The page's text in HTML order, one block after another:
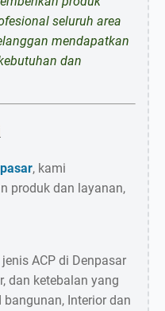
seluruh area
mendapatkan
dan
, kami
produk dan layanan,
ACP di Denpasar
dan ketebalan yang
Interior dan